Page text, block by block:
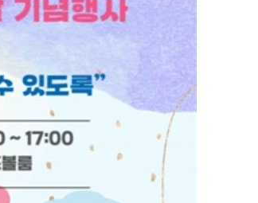
1
신동엽의 ‘농담’으로 드러난
‘대중적 편견’ [이슈]
2
"숙련된 모습" 통영 60대女
제로 갈 가능성 있나…범인의
3
"정청래, 李 모욕에 침묵" vs